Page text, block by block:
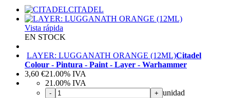
CITADEL
Vista rápida
EN STOCK
LAYER: LUGGANATH ORANGE (12ML)Citadel
Colour - Pintura - Paint - Layer - Warhammer
3,60 €21.00% IVA
21.00% IVA
- + unidad